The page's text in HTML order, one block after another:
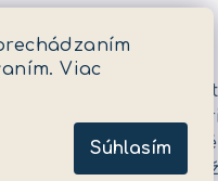
Viac
Súhlasím
popis
do světa
v jeho
zpracování je
body, které